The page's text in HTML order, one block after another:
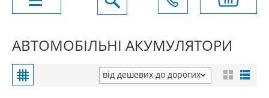
АВТОМОБІЛЬНІ АКУМУЛЯТОРИ
від дешевих до дорогих